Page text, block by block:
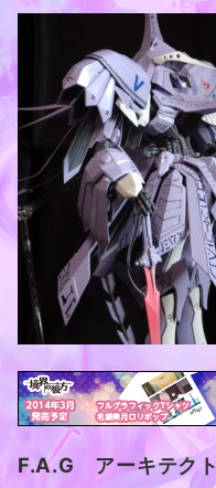
F.A.G アーキテクト